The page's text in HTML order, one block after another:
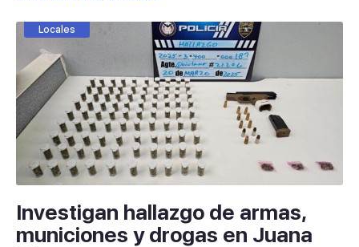
Locales
Investigan hallazgo de armas,
municiones y drogas en Juana